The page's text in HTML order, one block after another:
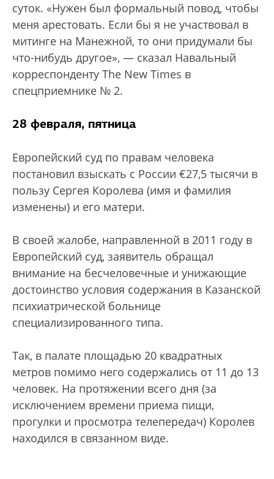
суток. «Нужен был формальный повод, чтобы
меня арестовать. Если бы я не участвовал в
митинге на Манежной, то они придумали бы
что-нибудь другое», — сказал Навальный
корреспонденту The New Times в
спецприемнике № 2.
28 февраля, пятница
Европейский суд по правам человека
постановил взыскать с России €27,5 тысячи в
пользу Сергея Королева (имя и фамилия
изменены) и его матери.
В своей жалобе, направленной в 2011 году в
Европейский суд, заявитель обращал
внимание на бесчеловечные и унижающие
достоинство условия содержания в Казанской
психиатрической больнице
специализированного типа.
Так, в палате площадью 20 квадратных
метров помимо него содержались от 11 до 13
человек. На протяжении всего дня (за
исключением времени приема пищи,
прогулки и просмотра телепередач) Королев
находился в связанном виде.